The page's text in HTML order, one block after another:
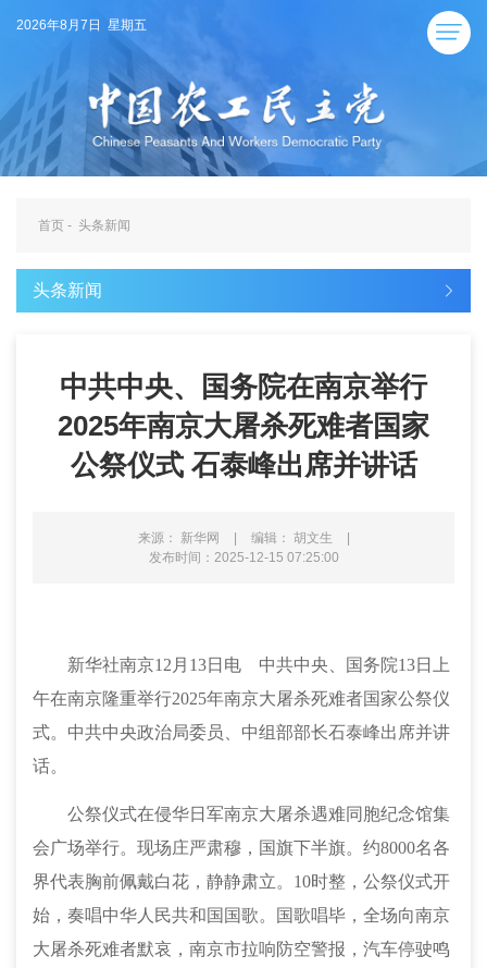
2026年8月7日 星期五
首页 - 头条新闻
头条新闻
中共中央、国务院在南京举行
2025年南京大屠杀死难者国家
公祭仪式 石泰峰出席并讲话
来源： 新华网 | 编辑： 胡文生
|
发布时间：2025-12-15 07:25:00
新华社南京12月13日电 中共中央、国务院13日上
午在南京隆重举行2025年南京大屠杀死难者国家公祭仪
式。中共中央政治局委员、中组部部长石泰峰出席并讲
话。
公祭仪式在侵华日军南京大屠杀遇难同胞纪念馆集
会广场举行。现场庄严肃穆，国旗下半旗。约8000名各
界代表胸前佩戴白花，静静肃立。10时整，公祭仪式开
始，奏唱中华人民共和国国歌。国歌唱毕，全场向南京
大屠杀死难者默哀，南京市拉响防空警报，汽车停驶鸣